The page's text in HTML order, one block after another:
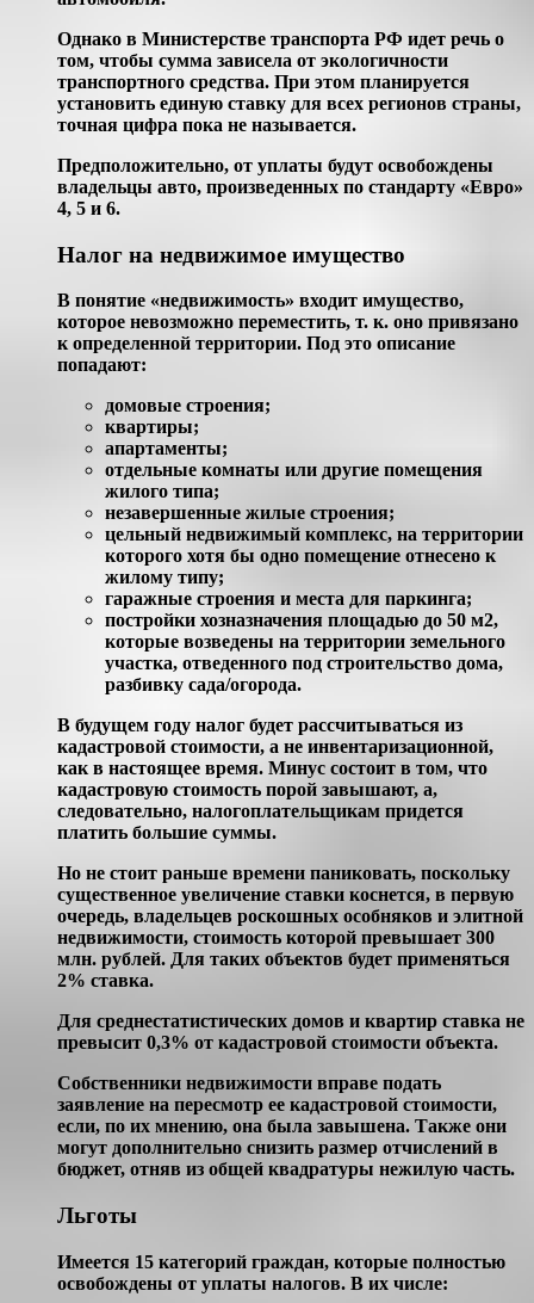
Однако в Министерстве транспорта РФ идет речь о
том, чтобы сумма зависела от экологичности
транспортного средства. При этом планируется
установить единую ставку для всех регионов страны,
точная цифра пока не называется.
Предположительно, от уплаты будут освобождены
владельцы авто, произведенных по стандарту «Евро»
4, 5 и 6.
Налог на недвижимое имущество
В понятие «недвижимость» входит имущество,
которое невозможно переместить, т. к. оно привязано
к определенной территории. Под это описание
попадают:
домовые строения;
квартиры;
апартаменты;
отдельные комнаты или другие помещения
жилого типа;
незавершенные жилые строения;
цельный недвижимый комплекс, на территории
которого хотя бы одно помещение отнесено к
жилому типу;
гаражные строения и места для паркинга;
постройки хозназначения площадью до 50 м2,
которые возведены на территории земельного
участка, отведенного под строительство дома,
разбивку сада/огорода.
В будущем году налог будет рассчитываться из
кадастровой стоимости, а не инвентаризационной,
как в настоящее время. Минус состоит в том, что
кадастровую стоимость порой завышают, а,
следовательно, налогоплательщикам придется
платить большие суммы.
Но не стоит раньше времени паниковать, поскольку
существенное увеличение ставки коснется, в первую
очередь, владельцев роскошных особняков и элитной
недвижимости, стоимость которой превышает 300
млн. рублей. Для таких объектов будет применяться
2% ставка.
Для среднестатистических домов и квартир ставка не
превысит 0,3% от кадастровой стоимости объекта.
Собственники недвижимости вправе подать
заявление на пересмотр ее кадастровой стоимости,
если, по их мнению, она была завышена. Также они
могут дополнительно снизить размер отчислений в
бюджет, отняв из общей квадратуры нежилую часть.
Льготы
Имеется 15 категорий граждан, которые полностью
освобождены от уплаты налогов. В их числе: